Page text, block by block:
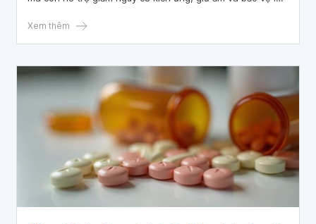
bệnh chàm hiệu quả hơn.
Xem thêm